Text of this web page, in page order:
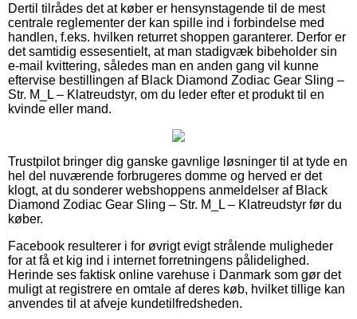
Dertil tilrådes det at køber er hensynstagende til de mest
centrale reglementer der kan spille ind i forbindelse med
handlen, f.eks. hvilken returret shoppen garanterer. Derfor er
det samtidig essesentielt, at man stadigvæk bibeholder sin
e-mail kvittering, således man en anden gang vil kunne
eftervise bestillingen af Black Diamond Zodiac Gear Sling –
Str. M_L – Klatreudstyr, om du leder efter et produkt til en
kvinde eller mand.
Trustpilot bringer dig ganske gavnlige løsninger til at tyde en
hel del nuværende forbrugeres domme og herved er det
klogt, at du sonderer webshoppens anmeldelser af Black
Diamond Zodiac Gear Sling – Str. M_L – Klatreudstyr før du
køber.
Facebook resulterer i for øvrigt evigt strålende muligheder
for at få et kig ind i internet forretningens pålidelighed.
Herinde ses faktisk online varehuse i Danmark som gør det
muligt at registrere en omtale af deres køb, hvilket tillige kan
anvendes til at afveje kundetilfredsheden.